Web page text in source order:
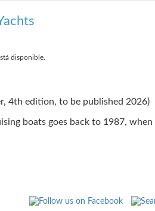
disponible.
4th edition, to be published 2026)
boats goes back to 1987, when